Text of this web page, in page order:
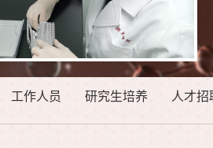
工作人员 研究生培养 人才招